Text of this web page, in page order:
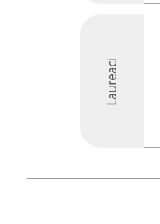
Laureaci